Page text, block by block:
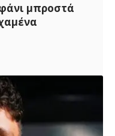
μπροστά